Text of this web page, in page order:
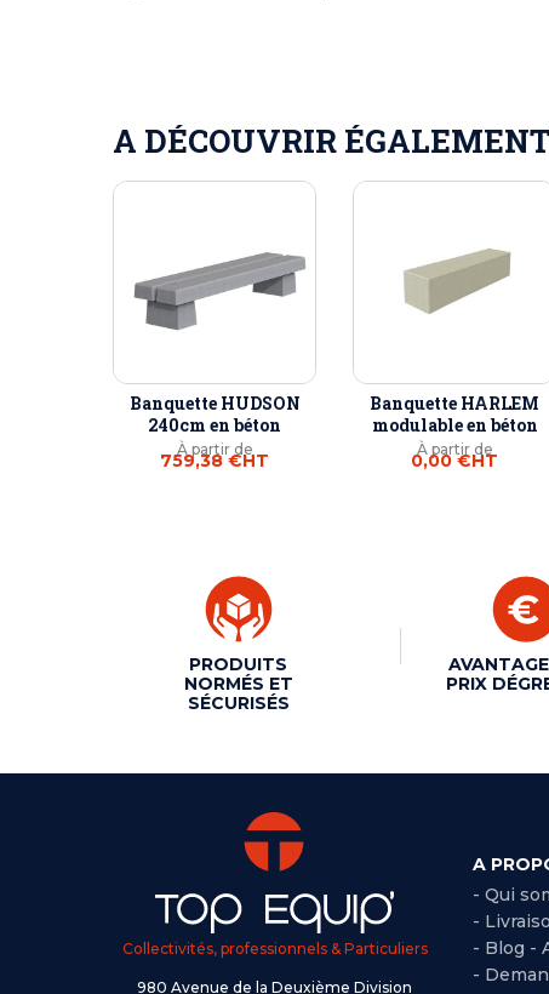
A DÉCOUVRIR
Banquette HUDSON
240cm en béton
À partir de
759,38 €HT
Banquette HARLEM
modulable en béton
À partir de
0,00 €HT
PRODUITS
NORMÉS ET
SÉCURISÉS
PRIX
Collectivités, professionnels & Particuliers
980 Avenue de la Deuxième Division
A
- Qui
-
- Blog -
-